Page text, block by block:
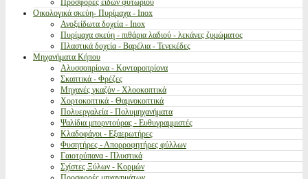
Προσφορές ειδών φυτωρίου
Οικολογικά σκεύη- Πυρίμαχα - Inox
Ανοξείδωτα δοχεία - Inox
Πυρίμαχα σκεύη - πιθάρια λαδιού - λεκάνες ζυμώματος
Πλαστικά δοχεία - Βαρέλια - Τενεκέδες
Μηχανήματα Κήπου
Αλυσσοπρίονα - Κονταροπρίονα
Σκαπτικά - Φρέζες
Μηχανές γκαζόν - Χλοοκοπτικά
Χορτοκοπτικά - Θαμνοκοπτικά
Πολυεργαλεία - Πολυμηχανήματα
Ψαλίδια μπορντούρας - Ευθυγραμμιστές
Κλαδοφάγοι - Εξαερωτήρες
Φυσητήρες - Απορροφητήρες φύλλων
Γαιοτρύπανα - Πλυστικά
Σχίστες Ξύλων - Κορμών